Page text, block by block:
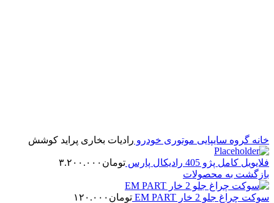
خانه گروه سایپایی موتوری خودرو رادیات بخاری پراید کوشش
فلایویل کامل پژو 405 رادیکال پارس تومان ۳.۲۰۰.۰۰۰
بازگشت به محصولات
سوکت چراغ جلو 2 خار EM PART تومان ۱۲۰.۰۰۰